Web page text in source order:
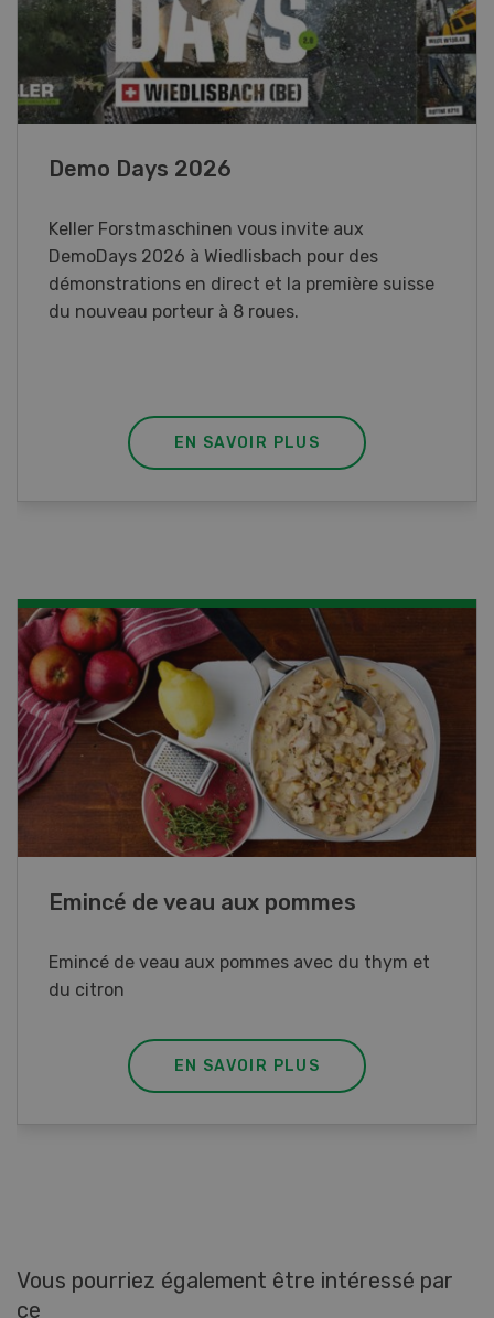
Paysannes, on vous aime !
Une exposition immersive consacrée aux
femmes du monde agricole en Suisse romande.
EN SAVOIR PLUS
Galettes de lupin
Galettes de lupin au poireau et ciboulette
EN SAVOIR PLUS
Vous pourriez également être intéressé par
ce